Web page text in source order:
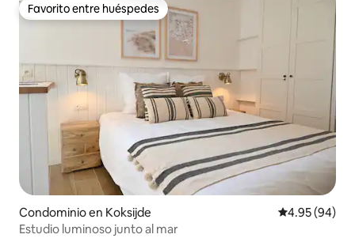
Favorito entre huéspedes
Favorito entre huéspedes
Condominio en Koksijde Calificación
4.95 (94)
Estudio luminoso junto al mar